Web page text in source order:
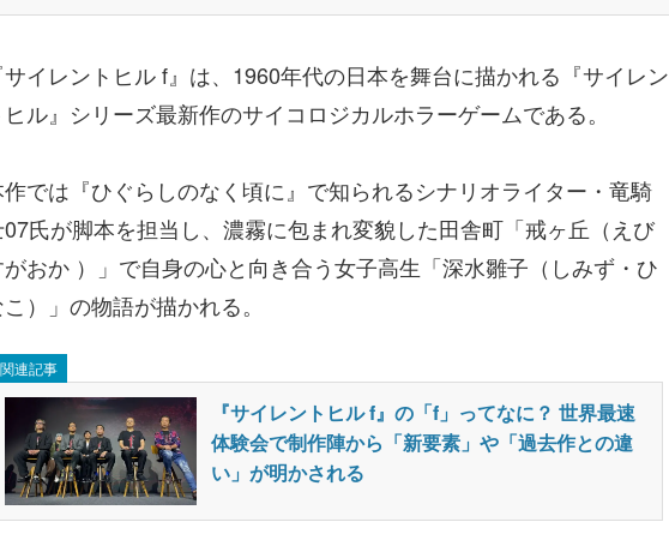
サイレントヒル f』は、1960年代の日本を舞台に描かれる『サイレン
ヒル』シリーズ最新作のサイコロジカルホラーゲームである。
では『ひぐらしのなく頃に』で知られるシナリオライター・竜騎
氏が脚本を担当し、濃霧に包まれ変貌した田舎町「戒ヶ丘（えび
おか ）」で自身の心と向き合う女子高生「深水雛子（しみず・ひ
）」の物語が描かれる。
関連記事
『サイレントヒル f』の「f」ってなに？ 世界最速
体験会で制作陣から「新要素」や「過去作との違
い」が明かされる